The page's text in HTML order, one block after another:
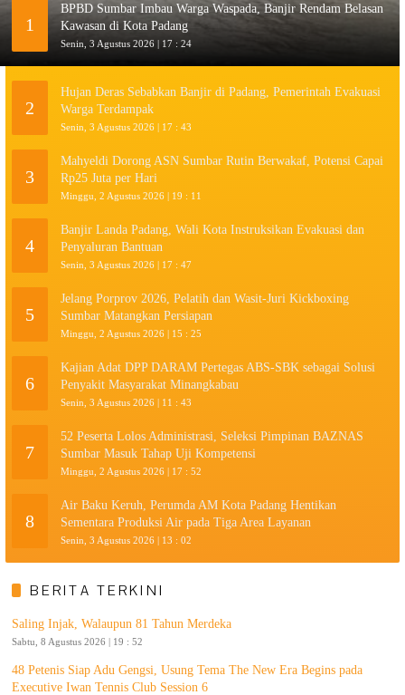
1
BPBD Sumbar Imbau Warga Waspada, Banjir Rendam Belasan
Kawasan di Kota Padang
Senin, 3 Agustus 2026 | 17 : 24
2
Hujan Deras Sebabkan Banjir di Padang, Pemerintah Evakuasi
Warga Terdampak
Senin, 3 Agustus 2026 | 17 : 43
3
Mahyeldi Dorong ASN Sumbar Rutin Berwakaf, Potensi Capai
Rp25 Juta per Hari
Minggu, 2 Agustus 2026 | 19 : 11
4
Banjir Landa Padang, Wali Kota Instruksikan Evakuasi dan
Penyaluran Bantuan
Senin, 3 Agustus 2026 | 17 : 47
5
Jelang Porprov 2026, Pelatih dan Wasit-Juri Kickboxing
Sumbar Matangkan Persiapan
Minggu, 2 Agustus 2026 | 15 : 25
6
Kajian Adat DPP DARAM Pertegas ABS-SBK sebagai Solusi
Penyakit Masyarakat Minangkabau
Senin, 3 Agustus 2026 | 11 : 43
7
52 Peserta Lolos Administrasi, Seleksi Pimpinan BAZNAS
Sumbar Masuk Tahap Uji Kompetensi
Minggu, 2 Agustus 2026 | 17 : 52
8
Air Baku Keruh, Perumda AM Kota Padang Hentikan
Sementara Produksi Air pada Tiga Area Layanan
Senin, 3 Agustus 2026 | 13 : 02
BERITA TERKINI
Saling Injak, Walaupun 81 Tahun Merdeka
Sabtu, 8 Agustus 2026 | 19 : 52
48 Petenis Siap Adu Gengsi, Usung Tema The New Era Begins pada
Executive Iwan Tennis Club Session 6